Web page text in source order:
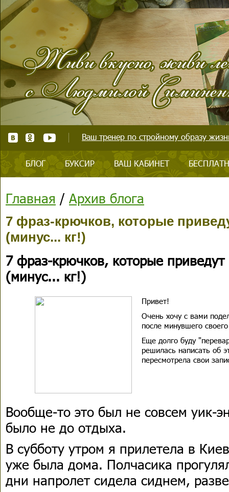
Ваш тренер по стройному образу
БЛОГ БУКСИР ВАШ КАБИНЕТ
Главная / Архив блога
7 фраз-крючков, которые
(минус... кг!)
7 фраз-крючков, которые приведут
(минус... кг!)
Привет!
Очень хочу с вами
после минувшего
Еще долго буду
решилась написать об
пересмотрела свои
Вообще-то это был не совсем уик-
было не до отдыха.
В субботу утром я прилетела в
уже была дома. Полчасика
дни напролет сидела сиднем,